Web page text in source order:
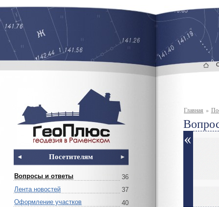
Посетителям
Вопросы и ответы
36
Лента новостей
37
Оформление участков
40
Главная »